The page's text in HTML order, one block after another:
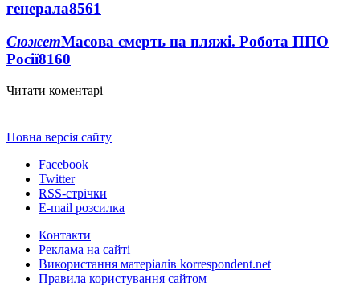
генерала8561
СюжетМасова смерть на пляжі. Робота ППО
Росії8160
Читати коментарі
Повна версія сайту
Facebook
Twitter
RSS-стрічки
E-mail розсилка
Контакти
Реклама на сайті
Використання матеріалів korrespondent.net
Правила користування сайтом